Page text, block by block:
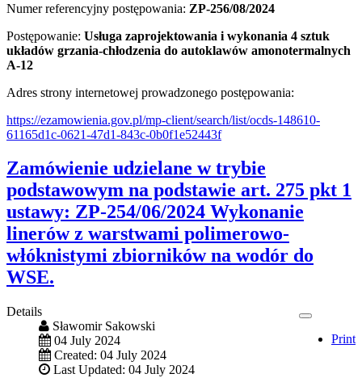
Numer referencyjny postępowania: ZP-256/08/2024
Postępowanie: Usługa zaprojektowania i wykonania 4 sztuk
układów grzania-chłodzenia do autoklawów amonotermalnych
A-12
Adres strony internetowej prowadzonego postępowania:
https://ezamowienia.gov.pl/mp-client/search/list/ocds-148610-
61165d1c-0621-47d1-843c-0b0f1e52443f
Zamówienie udzielane w trybie
podstawowym na podstawie art. 275 pkt 1
ustawy: ZP-254/06/2024 Wykonanie
linerów z warstwami polimerowo-
włóknistymi zbiorników na wodór do
WSE.
Print
Details
Sławomir Sakowski
04 July 2024
Created: 04 July 2024
Last Updated: 04 July 2024